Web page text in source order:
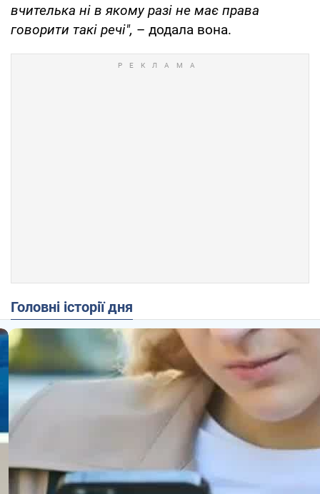
вчителька ні в якому разі не має права
говорити такі речі", – додала вона.
Головні історії дня